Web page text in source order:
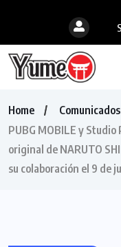
Home
Comunicados
PUBG MOBILE y
original de NARUTO
su colaboración el 9 de